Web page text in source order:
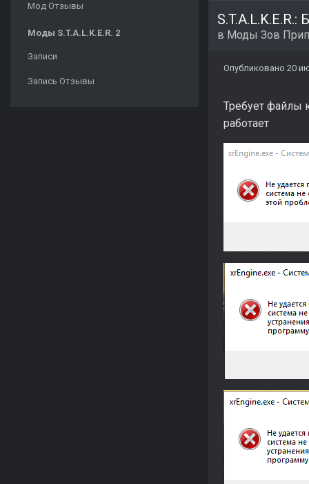
Мод Отзывы
Моды S.T.A.L.K.E.R. 2
Записи
Запись Отзывы
S.T.A.L.K.E.R.:
в Моды Зов
Опубликовано 20
Требует файлы
работает